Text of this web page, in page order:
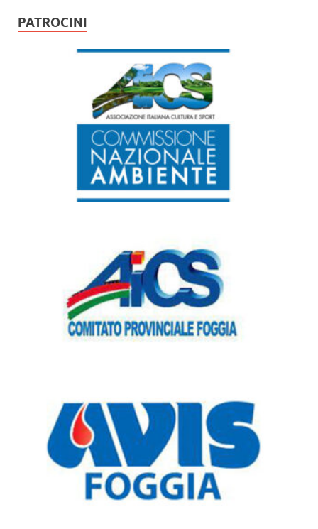
PATROCINI